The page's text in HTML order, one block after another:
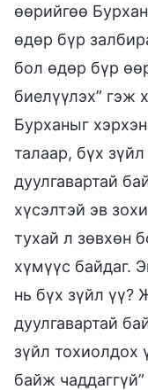
өөрийгөө
өдөр бүр
бол өдөр бүр
биелүүлэх” гэж
Бурханыг
талаар, бүх
дуулгавартай
хүсэлтэй эв
тухай л зөвхөн
хүмүүс байдаг.
нь бүх зүйл үү?
дуулгавартай
зүйл тохиолдох
байж